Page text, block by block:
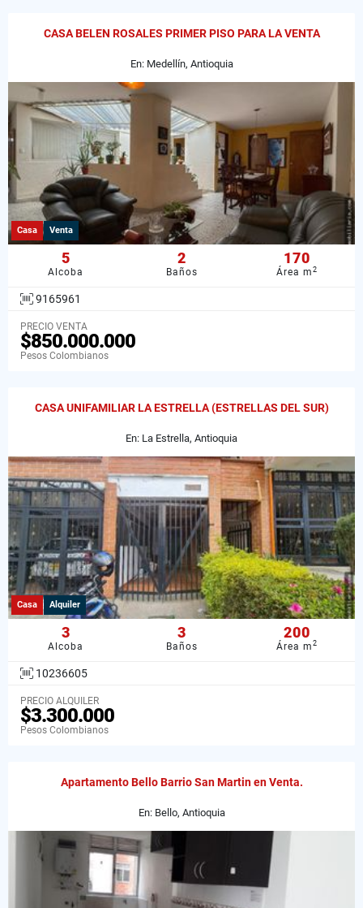
CASA BELEN ROSALES PRIMER PISO PARA LA VENTA
En: Medellín, Antioquia
Casa Venta
5
Alcoba
2
Baños
170
Área m2
9165961
PRECIO VENTA
$850.000.000
Pesos Colombianos
CASA UNIFAMILIAR LA ESTRELLA (ESTRELLAS DEL SUR)
En: La Estrella, Antioquia
Casa Alquiler
3
Alcoba
3
Baños
200
Área m2
10236605
PRECIO ALQUILER
$3.300.000
Pesos Colombianos
Apartamento Bello Barrio San Martin en Venta.
En: Bello, Antioquia